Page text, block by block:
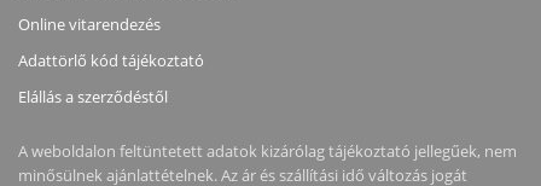
Online vitarendezés
Adattörlő kód tájékoztató
Elállás a szerződéstől
A weboldalon feltüntetett adatok kizárólag tájékoztató jellegűek, nem
minősülnek ajánlattételnek. Az ár és szállítási idő változás jogát